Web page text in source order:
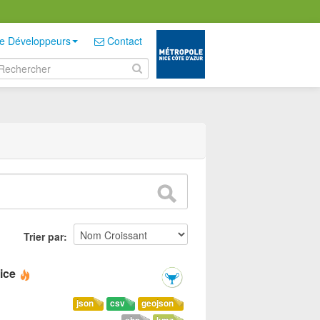
Développeurs Contact
Trier par
geojson
csv
json